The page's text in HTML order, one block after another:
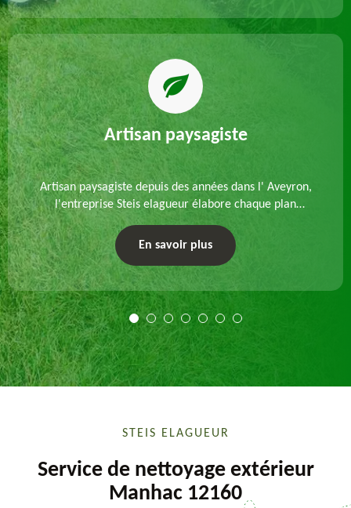
Artisan paysagiste
Artisan paysagiste depuis des années dans l' Aveyron,
l'entreprise Steis elagueur élabore chaque plan
d'aménagement paysager et exécute les travaux
afférents. Devis gratuit et sur mesure.
En savoir plus
STEIS ELAGUEUR
Service de nettoyage extérieur
Manhac 12160